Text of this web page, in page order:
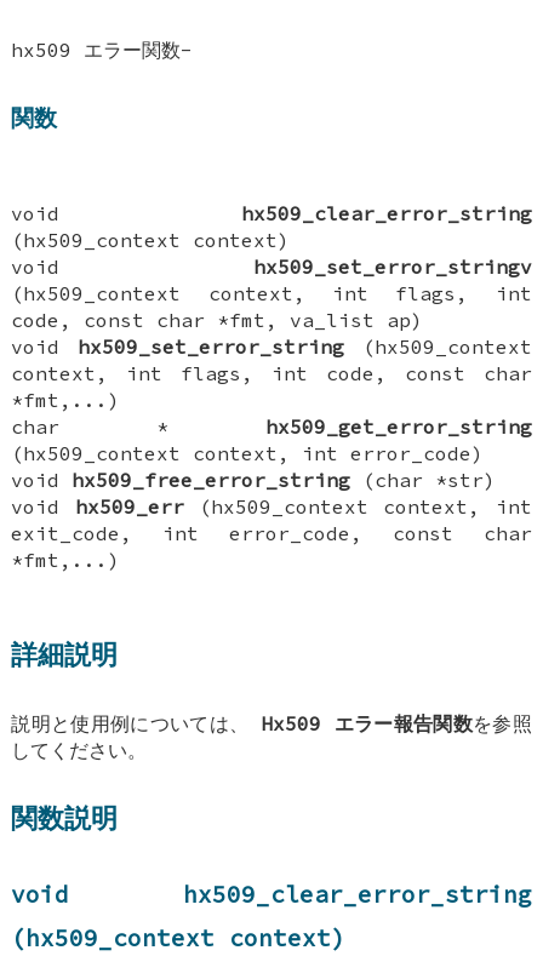
hx509 エラー関数-
関数
void hx509_clear_error_string
(hx509_context context)
void hx509_set_error_stringv
(hx509_context context, int flags, int
code, const char *fmt, va_list ap)
void hx509_set_error_string (hx509_context
context, int flags, int code, const char
*fmt,...)
char * hx509_get_error_string
(hx509_context context, int error_code)
void hx509_free_error_string (char *str)
void hx509_err(hx509_context context, int
exit_code, int error_code, const char
*fmt,...)
詳細説明
説明と使用例については、 Hx509 エラー報告関数を参照
してください。
関数説明
void hx509_clear_error_string
(hx509_context context)